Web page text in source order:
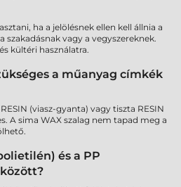
ha a jelölésnek ellen kell állnia a
szakadásnak vagy a vegyszereknek.
kültéri használatra.
a műanyag címkék
(viasz-gyanta) vagy tiszta RESIN
A sima WAX szalag nem tapad meg a
és a PP